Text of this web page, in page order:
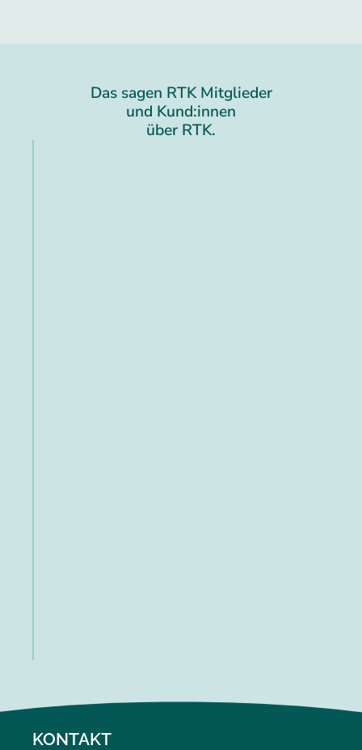
Das sagen RTK Mitglieder
und Kund:innen
über RTK.
KONTAKT